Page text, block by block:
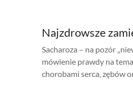
Najzdrowsze
Sacharoza – na pozór
mówienie prawdy na
chorobami serca, zębów